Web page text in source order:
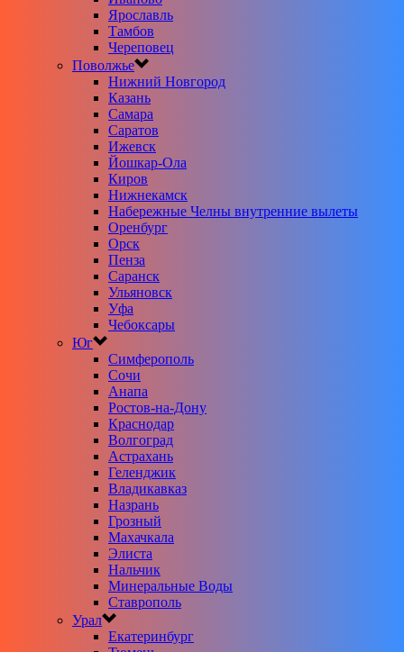
Ярославль
Тамбов
Череповец
Поволжье
Нижний Новгород
Казань
Самара
Саратов
Ижевск
Йошкар-Ола
Киров
Нижнекамск
Набережные Челны внутренние вылеты
Оренбург
Орск
Пенза
Саранск
Ульяновск
Уфа
Чебоксары
Юг
Симферополь
Сочи
Анапа
Ростов-на-Дону
Краснодар
Волгоград
Астрахань
Геленджик
Владикавказ
Назрань
Грозный
Махачкала
Элиста
Нальчик
Минеральные Воды
Ставрополь
Урал
Екатеринбург